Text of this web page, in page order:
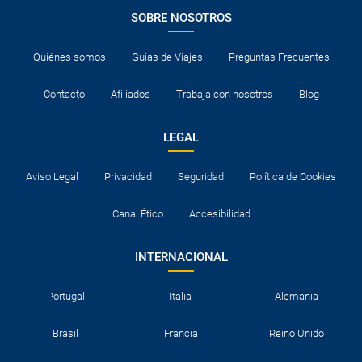
SOBRE NOSOTROS
Quiénes somos Guías de Viajes Preguntas Frecuentes
Contacto Afiliados Trabaja con nosotros Blog
LEGAL
Aviso Legal Privacidad Seguridad Política de Cookies
Canal Ético Accesibilidad
INTERNACIONAL
Portugal Italia Alemania
Brasil Francia Reino Unido